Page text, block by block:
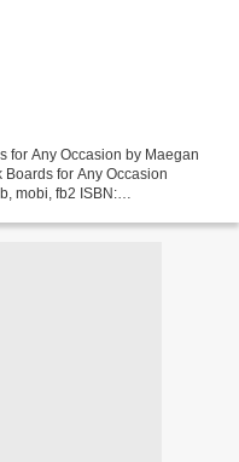
for Any Occasion by Maegan
for Any Occasion
mobi, fb2 ISBN: